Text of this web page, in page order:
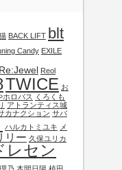
BACK LIFT blt
Candy EXILE
Re:Jewel Reol
TWICE お
ホロバス
くろくも
アトランティス城
カナクション サバ
ハルカトミユキ メ
リー 久保ユリカ
レセン